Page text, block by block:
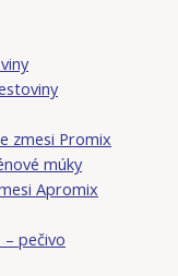
zmesi Promix
múky
Apromix
– pečivo